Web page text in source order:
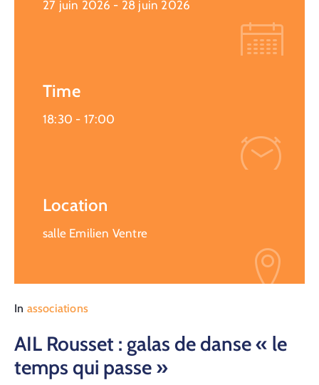
27 juin 2026 - 28 juin 2026
Time
18:30 - 17:00
Location
salle Emilien Ventre
In associations
AIL Rousset : galas de danse « le
temps qui passe »